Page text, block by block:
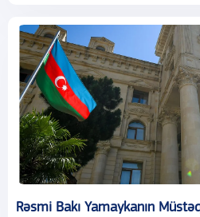
Rəsmi Bakı Yamaykanın